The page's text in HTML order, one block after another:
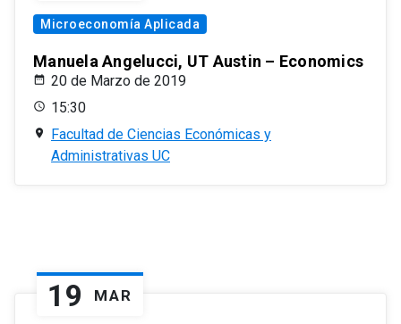
Microeconomía Aplicada
Manuela Angelucci, UT Austin – Economics
20 de Marzo de 2019
15:30
Facultad de Ciencias Económicas y
Administrativas UC
19 MAR